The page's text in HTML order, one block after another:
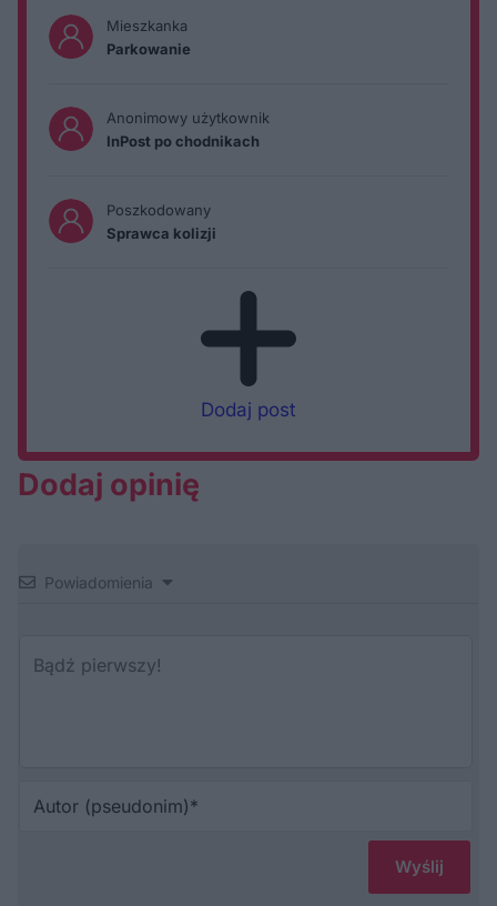
Mieszkanka
Parkowanie
Anonimowy użytkownik
InPost po chodnikach
Poszkodowany
Sprawca kolizji
Dodaj post
Dodaj opinię
Powiadomienia